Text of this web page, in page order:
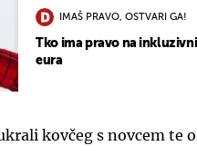
IMAŠ PRAVO, OSTVARI GA!
Tko ima pravo na
eura
kovčeg s novcem te